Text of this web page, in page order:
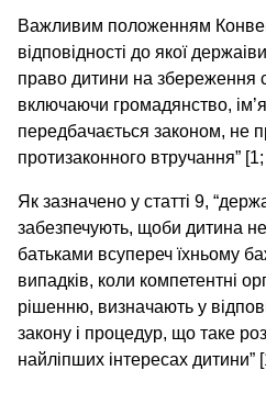
Важливим положенням
відповідності до якої
право дитини на збереження
включаючи громадянство, ім’я
передбачається законом, не
протизаконного втручання”
Як зазначено у статті 9,
забезпечують, щоби дитина
батьками всупереч їхньому
випадків, коли компетентні
рішенню, визначають у
закону і процедур, що таке
найліпших інтересах дитини”